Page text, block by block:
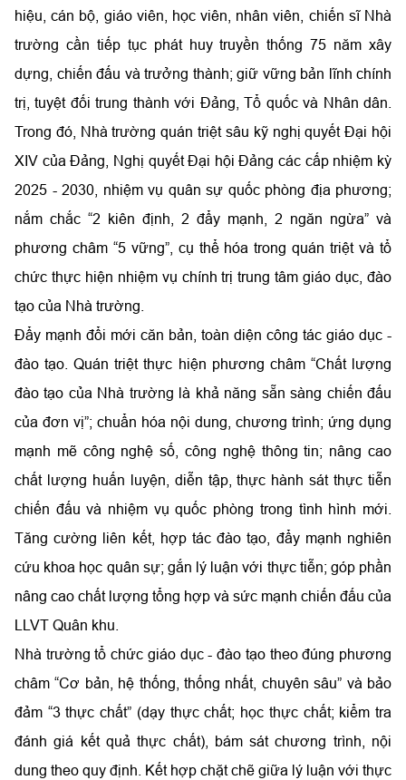
hiệu, cán bộ, giáo viên, học viên, nhân viên, chiến sĩ Nhà
trường cần tiếp tục phát huy truyền thống 75 năm xây
dựng, chiến đấu và trưởng thành; giữ vững bản lĩnh chính
trị, tuyệt đối trung thành với Đảng, Tổ quốc và Nhân dân.
Trong đó, Nhà trường quán triệt sâu kỹ nghị quyết Đại hội
XIV của Đảng, Nghị quyết Đại hội Đảng các cấp nhiệm kỳ
2025 - 2030, nhiệm vụ quân sự quốc phòng địa phương;
nắm chắc “2 kiên định, 2 đẩy mạnh, 2 ngăn ngừa” và
phương châm “5 vững”, cụ thể hóa trong quán triệt và tổ
chức thực hiện nhiệm vụ chính trị trung tâm giáo dục, đào
tạo của Nhà trường.
Đẩy mạnh đổi mới căn bản, toàn diện công tác giáo dục -
đào tạo. Quán triệt thực hiện phương châm “Chất lượng
đào tạo của Nhà trường là khả năng sẵn sàng chiến đấu
của đơn vị”; chuẩn hóa nội dung, chương trình; ứng dụng
mạnh mẽ công nghệ số, công nghệ thông tin; nâng cao
chất lượng huấn luyện, diễn tập, thực hành sát thực tiễn
chiến đấu và nhiệm vụ quốc phòng trong tình hình mới.
Tăng cường liên kết, hợp tác đào tạo, đẩy mạnh nghiên
cứu khoa học quân sự; gắn lý luận với thực tiễn; góp phần
nâng cao chất lượng tổng hợp và sức mạnh chiến đấu của
LLVT Quân khu.
Nhà trường tổ chức giáo dục - đào tạo theo đúng phương
châm “Cơ bản, hệ thống, thống nhất, chuyên sâu” và bảo
đảm “3 thực chất” (dạy thực chất; học thực chất; kiểm tra
đánh giá kết quả thực chất), bám sát chương trình, nội
dung theo quy định. Kết hợp chặt chẽ giữa lý luận với thực